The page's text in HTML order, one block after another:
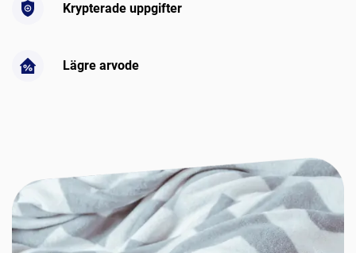
Krypterade uppgifter
Lägre arvode